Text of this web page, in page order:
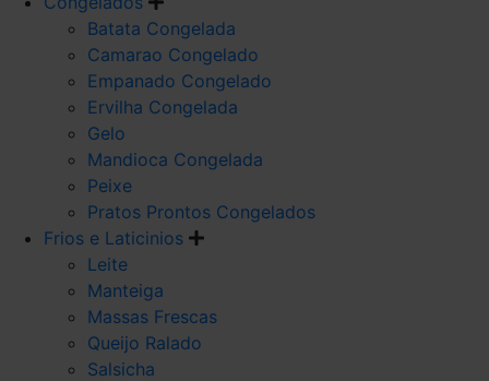
Batata Congelada
Camarao Congelado
Empanado Congelado
Ervilha Congelada
Gelo
Mandioca Congelada
Peixe
Pratos Prontos Congelados
Frios e Laticinios
Leite
Manteiga
Massas Frescas
Queijo Ralado
Salsicha